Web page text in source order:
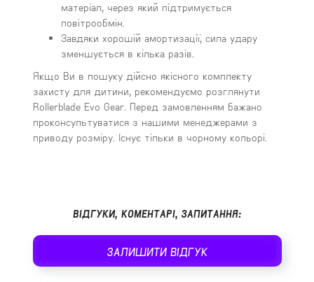
матеріал, через який підтримується
повітрообмін.
Завдяки хорошій амортизації, сила удару
зменшується в кілька разів.
Якщо Ви в пошуку дійсно якісного комплекту
захисту для дитини, рекомендуємо розглянути
Rollerblade Evo Gear. Перед замовленням бажано
проконсультуватися з нашими менеджерами з
приводу розміру. Існує тільки в чорному кольорі.
ВІДГУКИ, КОМЕНТАРІ, ЗАПИТАННЯ:
ЗАЛИШИТИ ВІДГУК